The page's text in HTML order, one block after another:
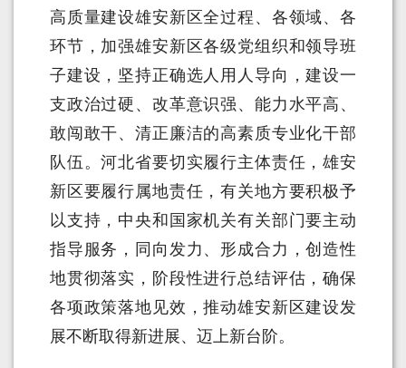
高质量建设雄安新区全过程、各领域、各
环节，加强雄安新区各级党组织和领导班
子建设，坚持正确选人用人导向，建设一
支政治过硬、改革意识强、能力水平高、
敢闯敢干、清正廉洁的高素质专业化干部
队伍。河北省要切实履行主体责任，雄安
新区要履行属地责任，有关地方要积极予
以支持，中央和国家机关有关部门要主动
指导服务，同向发力、形成合力，创造性
地贯彻落实，阶段性进行总结评估，确保
各项政策落地见效，推动雄安新区建设发
展不断取得新进展、迈上新台阶。